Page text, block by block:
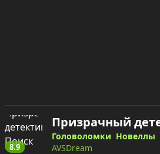
8.9
Головоломки Новеллы
AVSDream